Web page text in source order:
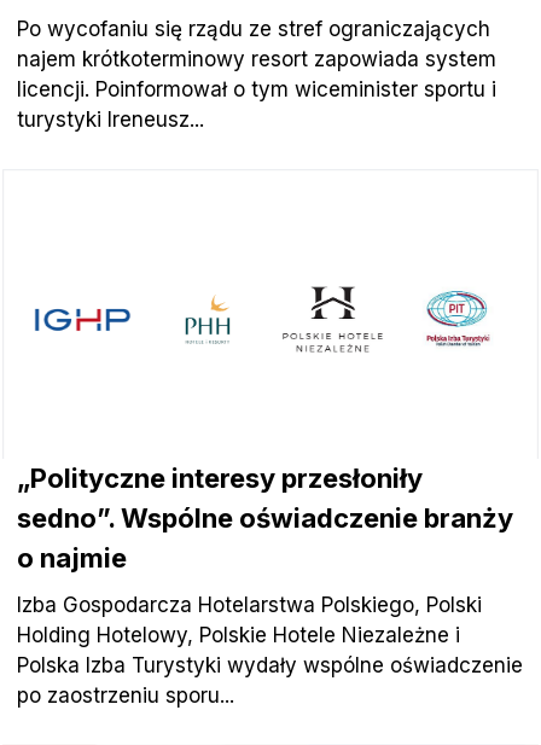
Po wycofaniu się rządu ze stref ograniczających
najem krótkoterminowy resort zapowiada system
licencji. Poinformował o tym wiceminister sportu i
turystyki Ireneusz...
„Polityczne interesy przesłoniły
sedno”. Wspólne oświadczenie branży
o najmie
Izba Gospodarcza Hotelarstwa Polskiego, Polski
Holding Hotelowy, Polskie Hotele Niezależne i
Polska Izba Turystyki wydały wspólne oświadczenie
po zaostrzeniu sporu...